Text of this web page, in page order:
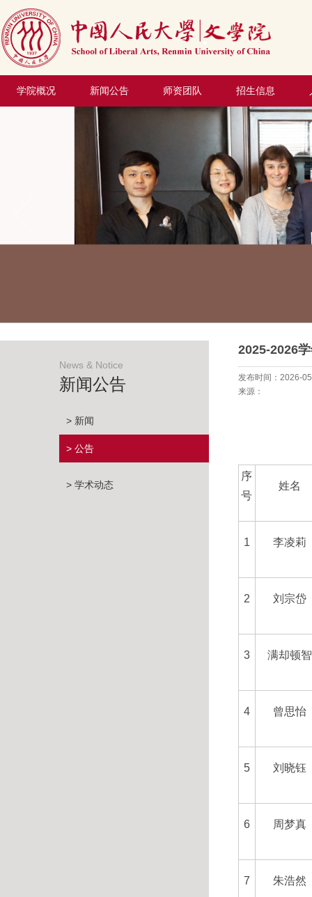
学院概况 新闻公告 师资团队 招生信息
News & Notice
新闻公告
> 新闻
> 公告
> 学术动态
2025-2026
发布时间：2026-
来源：
序
号
姓名
1 李凌莉
2 刘宗岱
3 满却顿智
4 曾思怡
5 刘晓钰
6 周梦真
7 朱浩然